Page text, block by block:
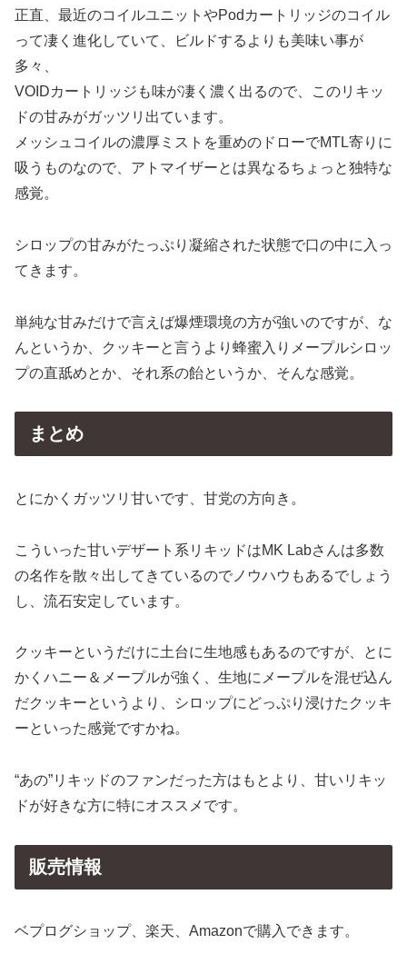
正直、最近のコイルユニットやPodカートリッジのコイル
って凄く進化していて、ビルドするよりも美味い事が
多々、
VOIDカートリッジも味が凄く濃く出るので、このリキッ
ドの甘みがガッツリ出ています。
メッシュコイルの濃厚ミストを重めのドローでMTL寄りに
吸うものなので、アトマイザーとは異なるちょっと独特な
感覚。
シロップの甘みがたっぷり凝縮された状態で口の中に入っ
てきます。
単純な甘みだけで言えば爆煙環境の方が強いのですが、な
んというか、クッキーと言うより蜂蜜入りメープルシロッ
プの直舐めとか、それ系の飴というか、そんな感覚。
まとめ
とにかくガッツリ甘いです、甘党の方向き。
こういった甘いデザート系リキッドはMK Labさんは多数
の名作を散々出してきているのでノウハウもあるでしょう
し、流石安定しています。
クッキーというだけに土台に生地感もあるのですが、とに
かくハニー＆メープルが強く、生地にメープルを混ぜ込ん
だクッキーというより、シロップにどっぷり浸けたクッキ
ーといった感覚ですかね。
“あの”リキッドのファンだった方はもとより、甘いリキッ
ドが好きな方に特にオススメです。
販売情報
ベプログショップ、楽天、Amazonで購入できます。